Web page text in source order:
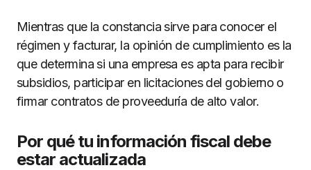
Mientras que la constancia sirve para conocer el
régimen y facturar, la opinión de cumplimiento es la
que determina si una empresa es apta para recibir
subsidios, participar en licitaciones del gobierno o
firmar contratos de proveeduría de alto valor.
Por qué tu información fiscal debe
estar actualizada